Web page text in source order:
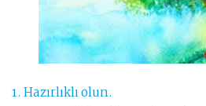
1. Hazırlıklı olun.